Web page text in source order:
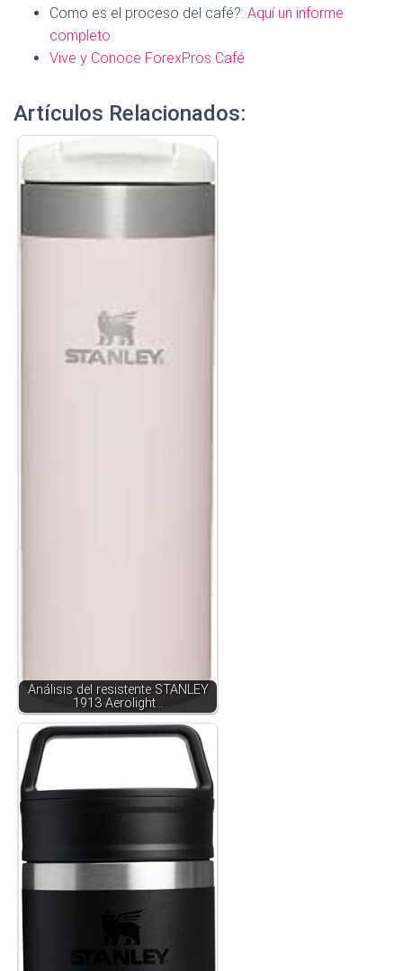
Como es el proceso del café?: Aquí un informe
completo
Vive y Conoce ForexPros Café
Artículos Relacionados:
Análisis del resistente STANLEY
1913 Aerolight…